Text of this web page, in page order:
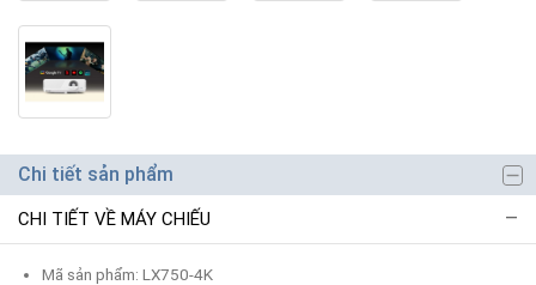
Chi tiết sản phẩm
CHI TIẾT VỀ MÁY CHIẾU
Mã sản phẩm: LX750-4K